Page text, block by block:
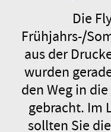
Die
Frühjahrs-/
aus der
wurden
den Weg in
gebracht. Im
sollten Sie